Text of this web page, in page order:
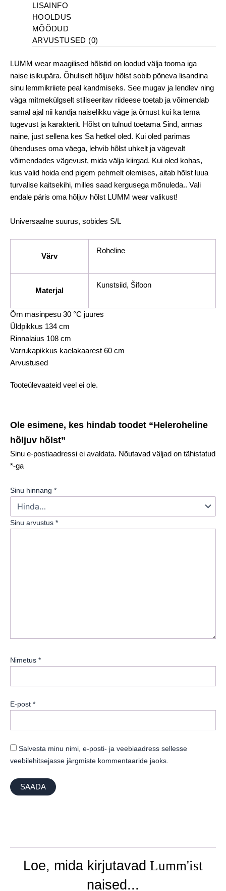
LISAINFO
HOOLDUS
MÕÕDUD
ARVUSTUSED (0)
LUMM wear maagilised hõlstid on loodud välja tooma iga
naise isikupära. Õhuliselt hõljuv hõlst sobib põneva lisandina
sinu lemmikriiete peal kandmiseks. See mugav ja lendlev ning
väga mitmekülgselt stiliseeritav riideese toetab ja võimendab
samal ajal nii kandja naiselikku väge ja õrnust kui ka tema
tugevust ja karakterit. Hõlst on tulnud toetama Sind, armas
naine, just sellena kes Sa hetkel oled. Kui oled parimas
ühenduses oma väega, lehvib hõlst uhkelt ja vägevalt
võimendades vägevust, mida välja kiirgad. Kui oled kohas,
kus valid hoida end pigem pehmelt olemises, aitab hõlst luua
turvalise kaitsekihi, milles saad kergusega mõnuleda.. Vali
endale päris oma hõljuv hõlst LUMM wear valikust!
Universaalne suurus, sobides S/L
Värv
Roheline
Materjal
Kunstsiid, Šifoon
Õrn masinpesu 30 °C juures
Üldpikkus 134 cm
Rinnalaius 108 cm
Varrukapikkus kaelakaarest 60 cm
Arvustused
Tooteülevaateid veel ei ole.
Ole esimene, kes hindab toodet “Heleroheline
hõljuv hõlst”
Sinu e-postiaadressi ei avaldata. Nõutavad väljad on tähistatud
*-ga
Sinu hinnang *
Sinu arvustus *
Nimetus *
E-post *
Salvesta minu nimi, e-posti- ja veebiaadress sellesse
veebilehitsejasse järgmiste kommentaaride jaoks.
Loe, mida kirjutavad Lumm'ist
naised...